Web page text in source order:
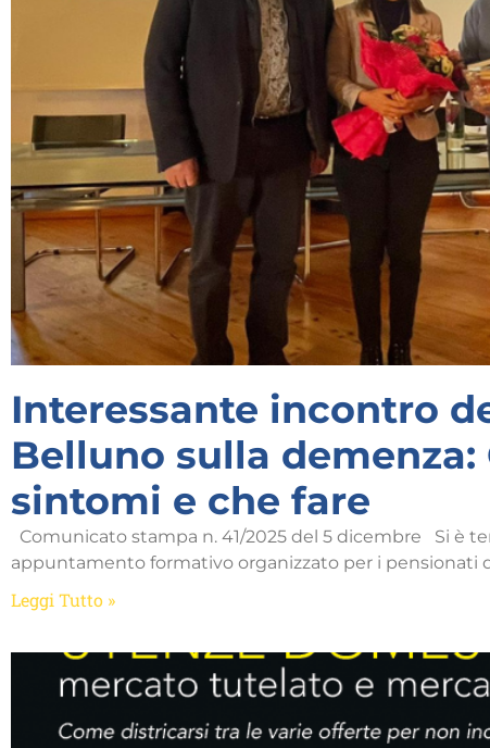
Interessante incontro
Belluno sulla demenza:
sintomi e che fare
Comunicato stampa n. 41/2025 del 5 dicembre Si è
appuntamento formativo organizzato per i pensionati
Leggi Tutto »